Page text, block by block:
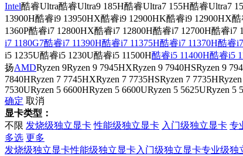
Intel酷睿Ultra酷睿Ultra9 185H酷睿Ultra7 155H酷睿Ultra7
13900H酷睿i9 13950HX酷睿i9 12900HK酷睿i9 12900HX酷
1360P酷睿i7 12800HX酷睿i7 12800H酷睿i7 12700H酷睿i7
i7 1180G7酷睿i7 11390H酷睿i7 11375H酷睿i7 11370H酷睿
i5 1235U酷睿i5 1230U酷睿i5 11500H酷睿i5 11400H酷睿i5
扬AMDRyzen 9Ryzen 9 7945HXRyzen 9 7940HSRyzen 9
7840HRyzen 7 7745HXRyzen 7 7735HSRyzen 7 7735H
7530URyzen 5 6600HRyzen 5 6600URyzen 5 5625URyzen 5
确定 取消
显卡类型：
不限 发烧级独立显卡 性能级独立显卡 入门级独立显卡 专
多选 更多
发烧级独立显卡性能级独立显卡入门级独立显卡专业级独